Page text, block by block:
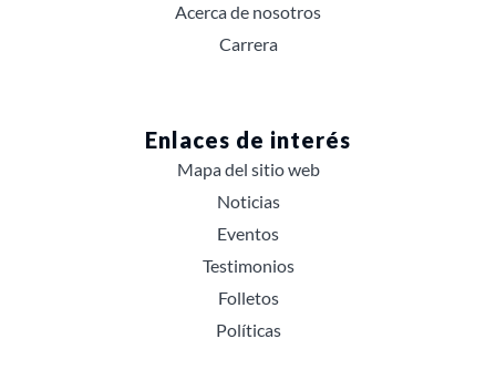
Acerca de nosotros
Carrera
Enlaces de interés
Mapa del sitio web
Noticias
Eventos
Testimonios
Folletos
Políticas